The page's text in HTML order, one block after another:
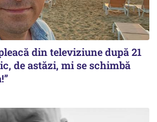
din televiziune după 21
de astăzi, mi se schimbă